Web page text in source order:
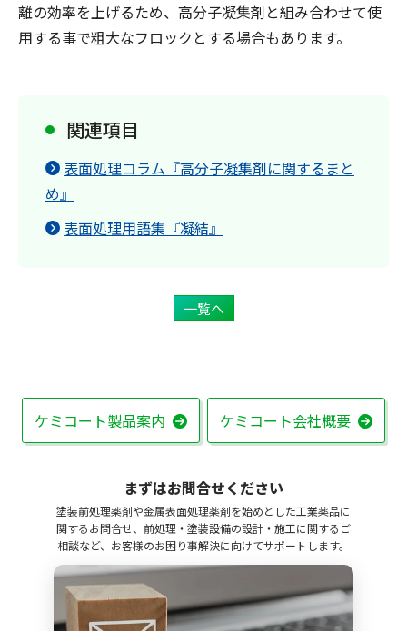
離の効率を上げるため、高分子凝集剤と組み合わせて使
用する事で粗大なフロックとする場合もあります。
関連項目
表面処理コラム『高分子凝集剤に関するまと
め』
表面処理用語集『凝結』
一覧へ
ケミコート製品案内 ケミコート会社概要
まずはお問合せください
塗装前処理薬剤や金属表面処理薬剤を始めとした工業薬品に
関するお問合せ、前処理・塗装設備の設計・施工に関するご
相談など、お客様のお困り事解決に向けてサポートします。